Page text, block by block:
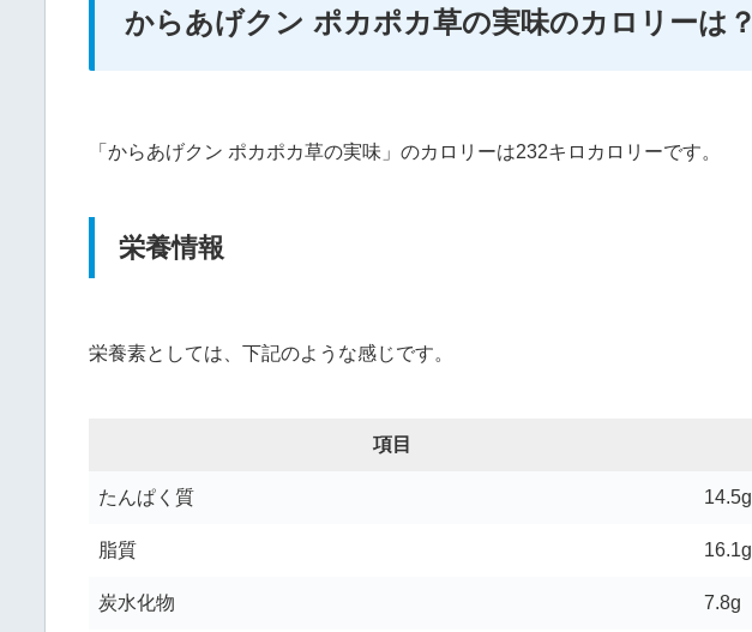
からあげクン ポカポカ草の実味のカロリーは？
「からあげクン ポカポカ草の実味」のカロリーは232キロカロリーです。
栄養情報
栄養素としては、下記のような感じです。
項目
たんぱく質 14.5g
脂質 16.1g
炭水化物 7.8g